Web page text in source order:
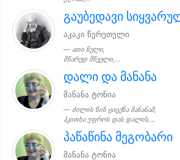
გაუბედავი
აკაკი წერეთელი
ათი წელი,
მწარედ მწველი,...
დალი და მანანა
მანანა ტონია
ძილის წინ ციცქნა მანანამ,
ჰკითხა უფროს დას დალის,...
პაწაწინა მეგობარი
მანანა ტონია